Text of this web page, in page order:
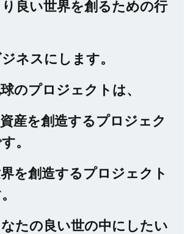
良い世界を創るための行
ネスにします。
のプロジェクトは、
産を創造するプロジェク
。
を創造するプロジェクト
たの良い世の中にしたい